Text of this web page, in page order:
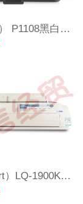
惠普（HP） P1108黑白激光打印机 A4打印 USB打印 小型商用打印
实达（start）LQ-1900KIII 136列1+4联滚筒针式打印机 报表 税控发票 增值税发票 支票 快递单票打印机